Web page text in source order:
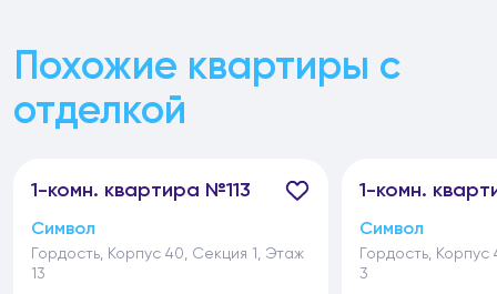
Похожие квартиры с
отделкой
1-комн. квартира №113
Символ
Гордость, Корпус 40, Секция 1, Этаж
13
1-комн.
Символ
Гордость,
3